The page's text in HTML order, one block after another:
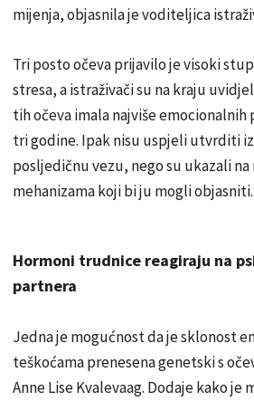
mijenja, objasnila je voditeljica
Tri posto očeva prijavilo je visoki
stresa, a istraživači su na kraju
tih očeva imala najviše
tri godine. Ipak nisu uspjeli utvrditi
posljedičnu vezu, nego su ukazali
mehanizama koji bi ju mogli objasniti.
Hormoni trudnice reagiraju na
partnera
Jedna je mogućnost da je sklonost
teškoćama prenesena genetski s
Anne Lise Kvalevaag. Dodaje kako je